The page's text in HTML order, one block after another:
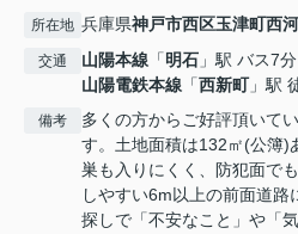
所在地 兵庫県神戸市西区玉津町西
交通 山陽本線 「明石 」駅 バス7
山陽電鉄本線 「西新町」駅
備考
多くの方からご好評頂いて
す。土地面積は132㎡(公簿)
巣も入りにくく、防犯面で
しやすい6m以上の前面道
探しで「不安なこと」や「